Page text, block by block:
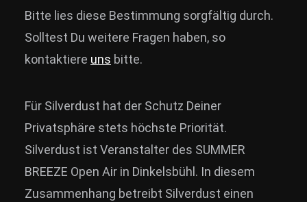
Bitte lies diese Bestimmung sorgfältig durch.
Solltest Du weitere Fragen haben, so
kontaktiere uns bitte.
Für Silverdust hat der Schutz Deiner
Privatsphäre stets höchste Priorität.
Silverdust ist Veranstalter des SUMMER
BREEZE Open Air in Dinkelsbühl. In diesem
Zusammenhang betreibt Silverdust einen